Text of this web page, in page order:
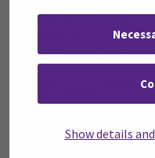
Show details